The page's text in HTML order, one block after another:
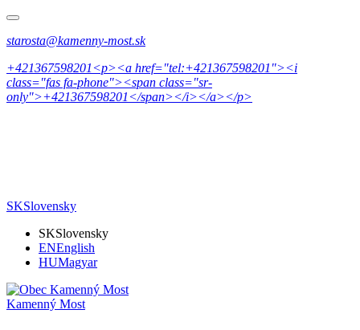
starosta@kamenny-most.sk
+421367598201<p><a href="tel:+421367598201"><i
class="fas fa-phone"><span class="sr-
only">+421367598201</span></i></a></p>
SKSlovensky
SKSlovensky
ENEnglish
HUMagyar
Kamenný Most